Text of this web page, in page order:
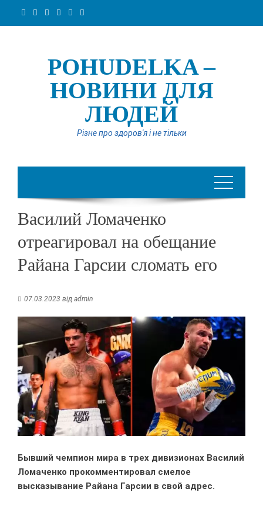
POHUDELKA –
НОВИНИ ДЛЯ
ЛЮДЕЙ
Різне про здоров'я і не тільки
Василий Ломаченко
отреагировал на обещание
Райана Гарсии сломать его
07.03.2023 від admin
Бывший чемпион мира в трех дивизионах Василий
Ломаченко прокомментировал смелое
высказывание Райана Гарсии в свой адрес.